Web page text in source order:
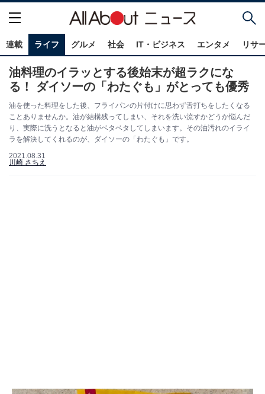
連載 ライフ グルメ 社会 IT・ビジネス エンタメ リサ
油料理のイラッとする後始末が超ラクにな
る！ ダイソーの「わたぐも」がとっても優秀
油を使った料理をした後、フライパンの片付けに思わず舌打ちをしたくなる
ことありませんか。油が結構残ってしまい、それを洗い流すかどうか悩んだ
り、実際に洗うとなると油がベタベタしてしまいます。その油汚れのイライ
ラを解決してくれるのが、ダイソーの「わたぐも」です。
2021.08.31
川崎 さちえ